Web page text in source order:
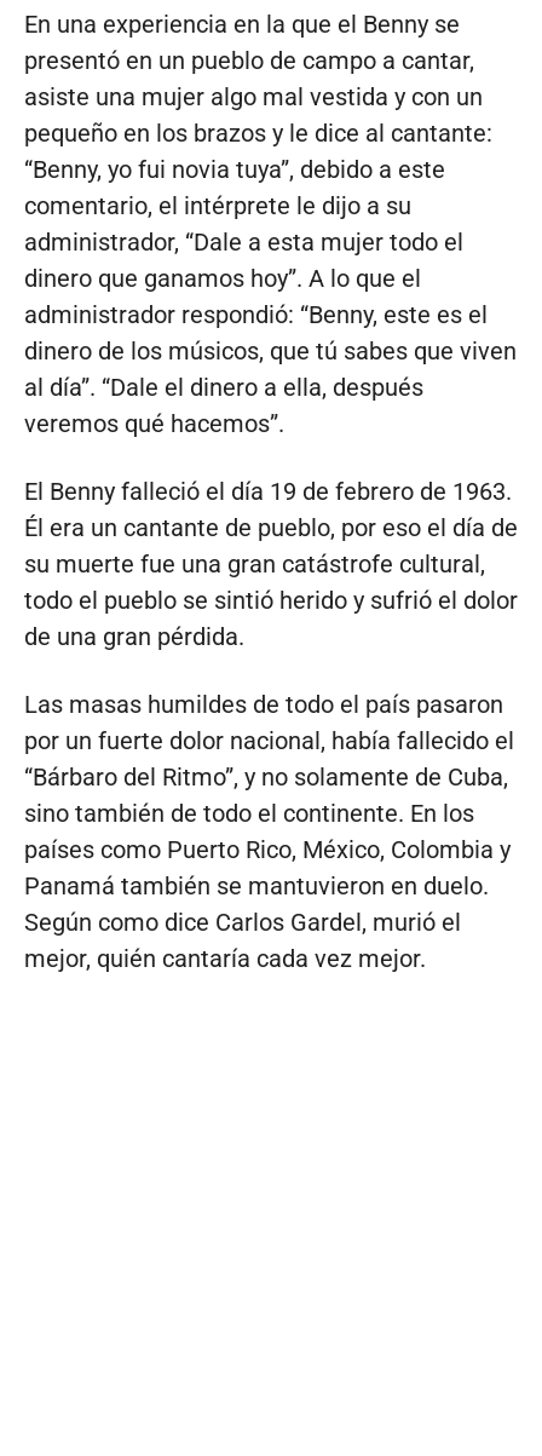
En una experiencia en la que el Benny se
presentó en un pueblo de campo a cantar,
asiste una mujer algo mal vestida y con un
pequeño en los brazos y le dice al cantante:
“Benny, yo fui novia tuya”, debido a este
comentario, el intérprete le dijo a su
administrador, “Dale a esta mujer todo el
dinero que ganamos hoy”. A lo que el
administrador respondió: “Benny, este es el
dinero de los músicos, que tú sabes que viven
al día”. “Dale el dinero a ella, después
veremos qué hacemos”.
El Benny falleció el día 19 de febrero de 1963.
Él era un cantante de pueblo, por eso el día de
su muerte fue una gran catástrofe cultural,
todo el pueblo se sintió herido y sufrió el dolor
de una gran pérdida.
Las masas humildes de todo el país pasaron
por un fuerte dolor nacional, había fallecido el
“Bárbaro del Ritmo”, y no solamente de Cuba,
sino también de todo el continente. En los
países como Puerto Rico, México, Colombia y
Panamá también se mantuvieron en duelo.
Según como dice Carlos Gardel, murió el
mejor, quién cantaría cada vez mejor.